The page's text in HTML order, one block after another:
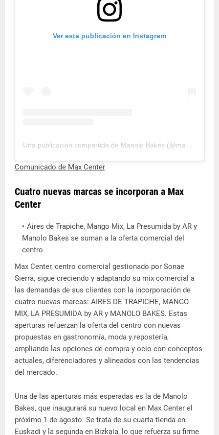
Ver esta publicación en Instagram
Comunicado de Max Center
Cuatro nuevas marcas se incorporan a Max
Center
Aires de Trapiche, Mango Mix, La Presumida by AR y
Manolo Bakes se suman a la oferta comercial del
centro
Max Center, centro comercial gestionado por Sonae
Sierra, sigue creciendo y adaptando su mix comercial a
las demandas de sus clientes con la incorporación de
cuatro nuevas marcas: AIRES DE TRAPICHE, MANGO
MIX, LA PRESUMIDA by AR y MANOLO BAKES. Estas
aperturas refuerzan la oferta del centro con nuevas
propuestas en gastronomía, moda y repostería,
ampliando las opciones de compra y ocio con conceptos
actuales, diferenciadores y alineados con las tendencias
del mercado.
Una de las aperturas más esperadas es la de Manolo
Bakes, que inaugurará su nuevo local en Max Center el
próximo 1 de agosto. Se trata de su cuarta tienda en
Euskadi y la segunda en Bizkaia, lo que refuerza su firme